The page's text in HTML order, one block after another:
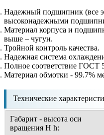
Надежный подшипник (все
высоконадежными
Материал корпуса и
выше – чугун.
Тройной контроль качества.
Надежная система
Полное соответствие ГОСТ
Материал обмотки - 99.7%
Технические
Габарит - высота оси
вращения H h: